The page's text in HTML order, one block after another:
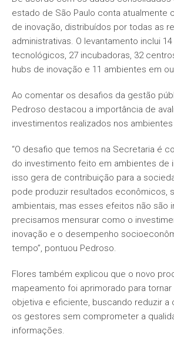
estado de São Paulo conta atualmente
de inovação, distribuídos por todas as
administrativas. O levantamento inclui
tecnológicos, 27 incubadoras, 32
hubs de inovação e 11 ambientes em
Ao comentar os desafios da gestão
Pedroso destacou a importância de
investimentos realizados nos
“O desafio que temos na Secretaria é
do investimento feito em ambientes de
isso gera de contribuição para a
pode produzir resultados econômicos,
ambientais, mas esses efeitos não são
precisamos mensurar como o
inovação e o desempenho
tempo”, pontuou Pedroso.
Flores também explicou que o novo
mapeamento foi aprimorado para
objetiva e eficiente, buscando reduzir a
os gestores sem comprometer a
informações.